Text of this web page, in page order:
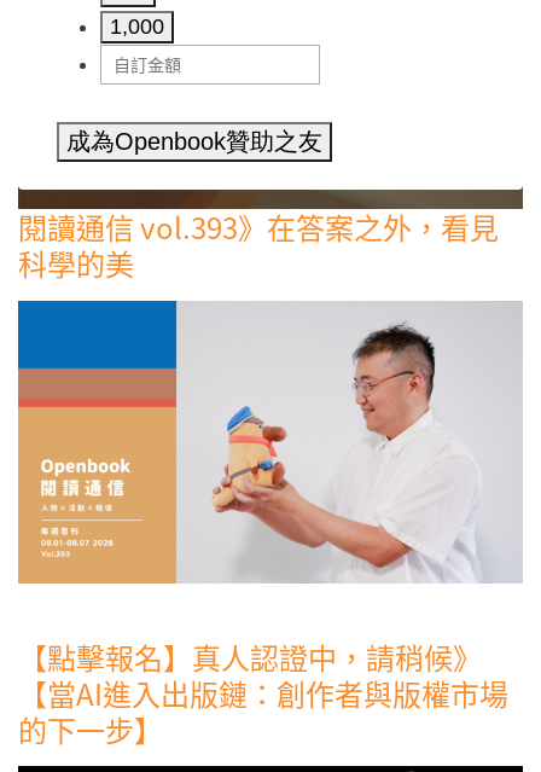
1,000
成為Openbook贊助之友
閱讀通信 vol.393》在答案之外，看見
科學的美
【點擊報名】真人認證中，請稍候》
【當AI進入出版鏈：創作者與版權市場
的下一步】